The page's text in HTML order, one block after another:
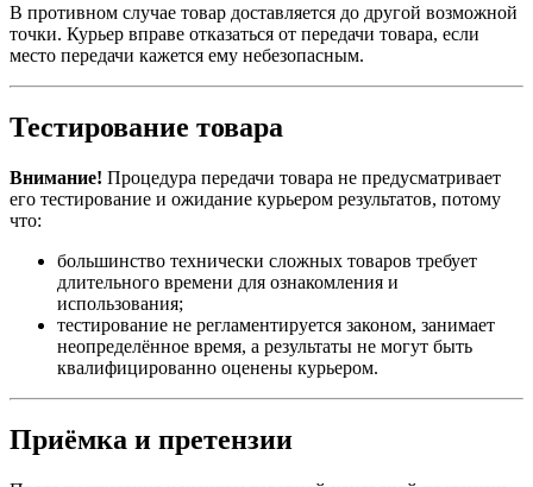
В противном случае товар доставляется до другой возможной
точки. Курьер вправе отказаться от передачи товара, если
место передачи кажется ему небезопасным.
Тестирование товара
Внимание! Процедура передачи товара не предусматривает
его тестирование и ожидание курьером результатов, потому
что:
большинство технически сложных товаров требует
длительного времени для ознакомления и
использования;
тестирование не регламентируется законом, занимает
неопределённое время, а результаты не могут быть
квалифицированно оценены курьером.
Приёмка и претензии